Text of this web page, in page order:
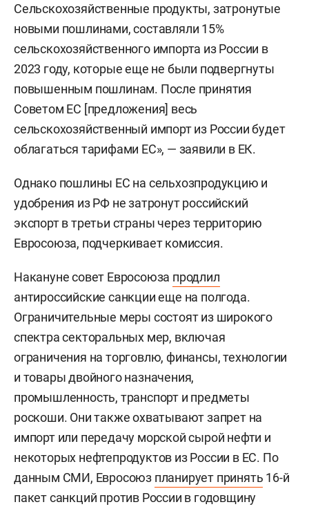
Сельскохозяйственные продукты, затронутые
новыми пошлинами, составляли 15%
сельскохозяйственного импорта из России в
2023 году, которые еще не были подвергнуты
повышенным пошлинам. После принятия
Советом ЕС [предложения] весь
сельскохозяйственный импорт из России будет
облагаться тарифами ЕС», — заявили в ЕК.
Однако пошлины ЕС на сельхозпродукцию и
удобрения из РФ не затронут российский
экспорт в третьи страны через территорию
Евросоюза, подчеркивает комиссия.
Накануне совет Евросоюза продлил
антироссийские санкции еще на полгода.
Ограничительные меры состоят из широкого
спектра секторальных мер, включая
ограничения на торговлю, финансы, технологии
и товары двойного назначения,
промышленность, транспорт и предметы
роскоши. Они также охватывают запрет на
импорт или передачу морской сырой нефти и
некоторых нефтепродуктов из России в ЕС. По
данным СМИ, Евросоюз планирует принять 16-й
пакет санкций против России в годовщину